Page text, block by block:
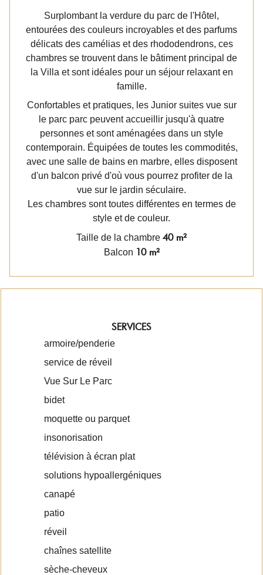
Surplombant la verdure du parc de l'Hôtel,
entourées des couleurs incroyables et des parfums
délicats des camélias et des rhododendrons, ces
chambres se trouvent dans le bâtiment principal de
la Villa et sont idéales pour un séjour relaxant en
famille.
Confortables et pratiques, les Junior suites vue sur
le parc parc peuvent accueillir jusqu'à quatre
personnes et sont aménagées dans un style
contemporain. Équipées de toutes les commodités,
avec une salle de bains en marbre, elles disposent
d'un balcon privé d'où vous pourrez profiter de la
vue sur le jardin séculaire.
Les chambres sont toutes différentes en termes de
style et de couleur.
Taille de la chambre40 m²
Balcon 10 m²
SERVICES
armoire/penderie
service de réveil
Vue Sur Le Parc
bidet
moquette ou parquet
insonorisation
télévision à écran plat
solutions hypoallergéniques
canapé
patio
réveil
chaînes satellite
sèche-cheveux